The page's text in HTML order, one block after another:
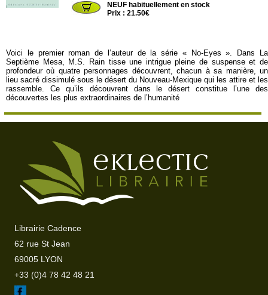
NEUF habituellement en stock
Prix : 21.50€
Voici le premier roman de l’auteur de la série « No-Eyes ». Dans La
Septième Mesa, M.S. Rain tisse une intrigue pleine de suspense et de
profondeur où quatre personnages découvrent, chacun à sa manière, un
lieu sacré dissimulé sous le désert du Nouveau-Mexique qui les attire et les
rassemble. Ce qu’ils découvrent dans le désert constitue l’une des
découvertes les plus extraordinaires de l’humanité
Librairie Cadence
62 rue St Jean
69005 LYON
+33 (0)4 78 42 48 21